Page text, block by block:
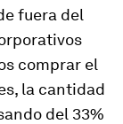
fuera del
comprar el
la cantidad
del 33%